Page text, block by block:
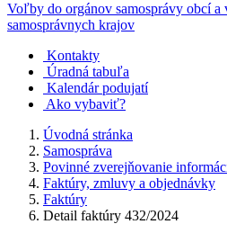
Voľby do orgánov samosprávy obcí
samosprávnych krajov
Kontakty
Úradná tabuľa
Kalendár podujatí
Ako vybaviť?
Úvodná stránka
Samospráva
Povinné zverejňovanie
Faktúry, zmluvy a objednávky
Faktúry
Detail faktúry 432/2024